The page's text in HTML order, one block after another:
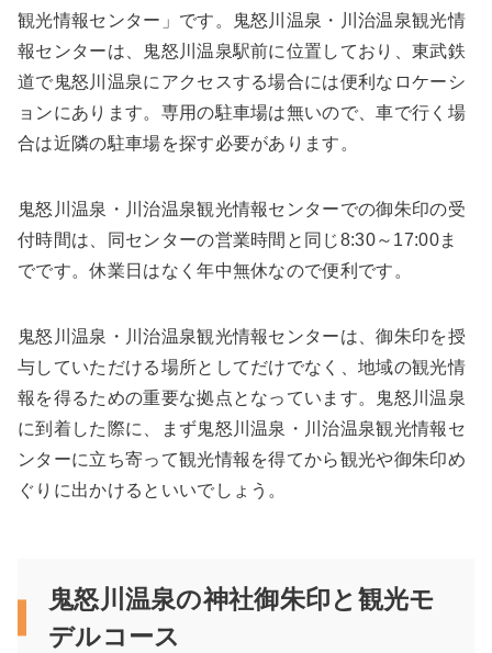
観光情報センター」です。鬼怒川温泉・川治温泉観光情
報センターは、鬼怒川温泉駅前に位置しており、東武鉄
道で鬼怒川温泉にアクセスする場合には便利なロケーシ
ョンにあります。専用の駐車場は無いので、車で行く場
合は近隣の駐車場を探す必要があります。
鬼怒川温泉・川治温泉観光情報センターでの御朱印の受
付時間は、同センターの営業時間と同じ8:30～17:00ま
でです。休業日はなく年中無休なので便利です。
鬼怒川温泉・川治温泉観光情報センターは、御朱印を授
与していただける場所としてだけでなく、地域の観光情
報を得るための重要な拠点となっています。鬼怒川温泉
に到着した際に、まず鬼怒川温泉・川治温泉観光情報セ
ンターに立ち寄って観光情報を得てから観光や御朱印め
ぐりに出かけるといいでしょう。
鬼怒川温泉の神社御朱印と観光モ
デルコース